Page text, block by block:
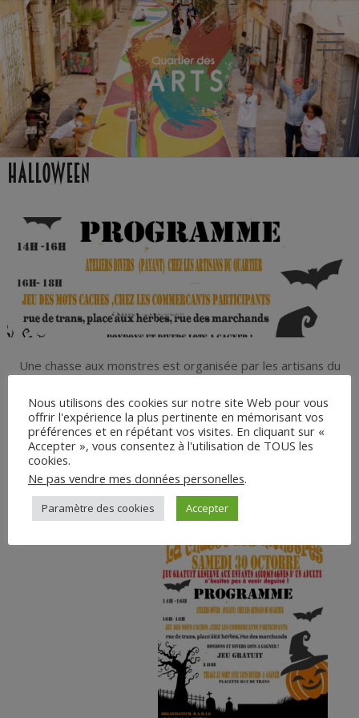
Halloween
Une chasse aux monstres est organisée par les artisans du
14h à 18h.
Jeu gratuit réservé aux enfants accompagnés d’un adulte situé
rue de trans, rue des marchands et place aux herbes.
Nous utilisons des cookies sur notre site Web pour vous
offrir l'expérience la plus pertinente en mémorisant vos
préférences et en répétant vos visites. En cliquant sur «
Accepter », vous consentez à l'utilisation de TOUS les
cookies.
Ne pas vendre mes données personelles.
Paramètre des cookies Accepter